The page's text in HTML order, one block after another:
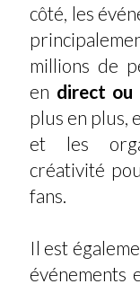
côté, les
millions de
en direct
plus en plus,
et les
créativité
fans.
Il est
événements